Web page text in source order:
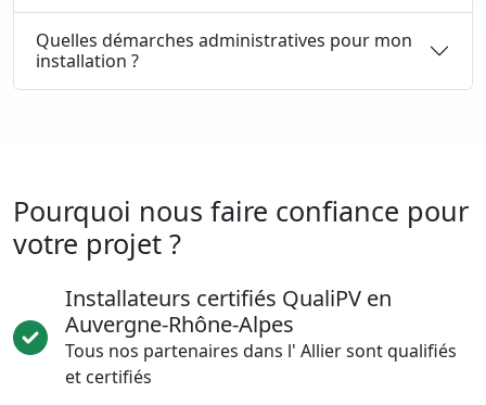
Quelles démarches administratives pour mon
installation ?
Pourquoi nous faire confiance pour
votre projet ?
Installateurs certifiés QualiPV en
Auvergne-Rhône-Alpes
Tous nos partenaires dans l' Allier sont qualifiés
et certifiés